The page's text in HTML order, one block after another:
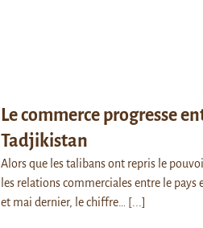
Le commerce progresse
Tadjikistan
Alors que les talibans ont repris le
les relations commerciales entre le
et mai dernier, le chiffre…
[...]